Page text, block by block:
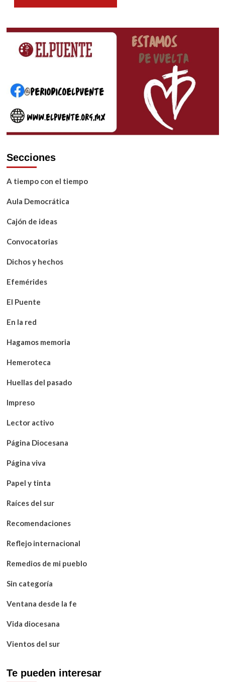
Secciones
A tiempo con el tiempo
Aula Democrática
Cajón de ideas
Convocatorias
Dichos y hechos
Efemérides
El Puente
En la red
Hagamos memoria
Hemeroteca
Huellas del pasado
Impreso
Lector activo
Página Diocesana
Página viva
Papel y tinta
Raíces del sur
Recomendaciones
Reflejo internacional
Remedios de mi pueblo
Sin categoría
Ventana desde la fe
Vida diocesana
Vientos del sur
Te pueden interesar